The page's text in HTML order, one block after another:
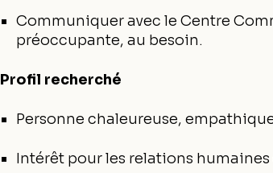
Communiquer avec le Centre
préoccupante, au besoin.
Profil recherché
Personne chaleureuse,
Intérêt pour les relations